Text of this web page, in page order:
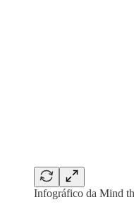
Infográfico da Mind